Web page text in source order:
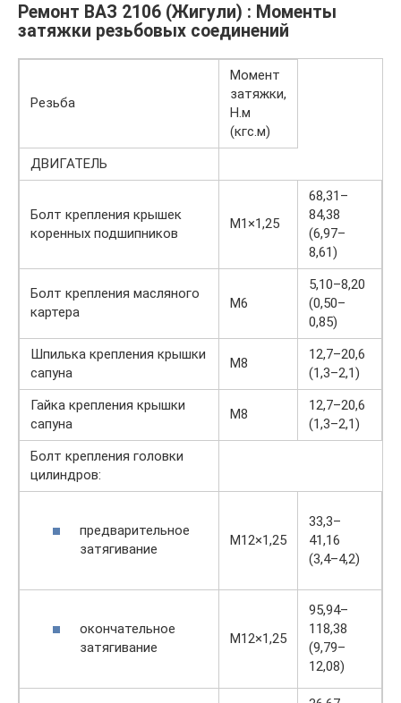
Ремонт ВАЗ 2106 (Жигули) : Моменты
затяжки резьбовых соединений
Резьба
Момент
затяжки,
Н.м
(кгс.м)
ДВИГАТЕЛЬ
Болт крепления крышек
коренных подшипников
М1×1,25
68,31–
84,38
(6,97–
8,61)
Болт крепления масляного
картера
М6
5,10–8,20
(0,50–
0,85)
Шпилька крепления крышки
сапуна
М8
12,7–20,6
(1,3–2,1)
Гайка крепления крышки
сапуна
М8
12,7–20,6
(1,3–2,1)
Болт крепления головки
цилиндров:
предварительное
затягивание
М12×1,25
33,3–
41,16
(3,4–4,2)
окончательное
затягивание
М12×1,25
95,94–
118,38
(9,79–
12,08)